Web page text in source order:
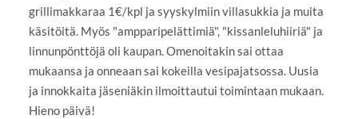
grillimakkaraa 1€/kpl ja syyskylmiin villasukkia ja muita
käsitöitä. Myös "ampparipelättimiä", "kissanleluhiiriä" ja
linnunpönttöjä oli kaupan. Omenoitakin sai ottaa
mukaansa ja onneaan sai kokeilla vesipajatsossa. Uusia
ja innokkaita jäseniäkin ilmoittautui toimintaan mukaan.
Hieno päivä!